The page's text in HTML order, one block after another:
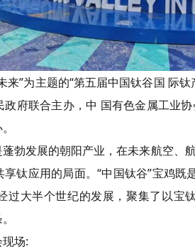
来”为主题的“第五届中国钛谷国 际
府联合主办，中 国有色金属工业
勃发展的朝阳产业，在未来航空、
钛应用的局面。“中国钛谷”宝鸡
过大半个世纪的发展，聚集了以宝
场: